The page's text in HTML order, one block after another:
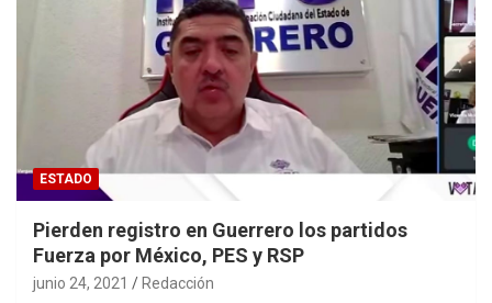
ESTADO
Pierden registro en Guerrero los partidos
Fuerza por México, PES y RSP
junio 24, 2021 Redacción